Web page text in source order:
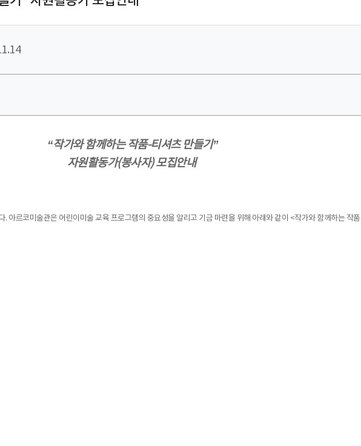
“작가와 함께하는 작품-티셔츠 만들기”
자원활동가(봉사자) 모집안내
르코미술관은 어린이미술 교육 프로그램의 중요성을 알리고 기금 마련을 위해 아래와 같이 <작가와 함께하는 작